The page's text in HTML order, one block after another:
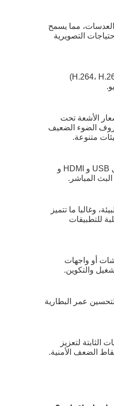
مما يسمح
التصويرية
تنفذ معايير ضغط الفيديو (مثل H.264، H.265)
الأشعة تحت
الضوء الضعيف
متنوعة.
يدعم خيارات اتصال مختلفة (مثل USB و HDMI و
وغالبا ما تتميز
للتطبيقات
أو واجهات
والتكوين.
عمر البطارية
الثابتة لتعزيز
الضعف الأمنية.